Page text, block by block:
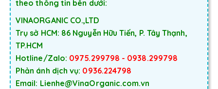
theo thông tin bên dưới:
VINAORGANIC CO.,LTD
Trụ sở HCM: 86 Nguyễn Hữu Tiến, P. Tây Thạnh,
TP.HCM
Hotline/Zalo: 0975.299798 - 0938.299798
Phản ánh dịch vụ: 0936.224798
Email: Lienhe@VinaOrganic.com.vn